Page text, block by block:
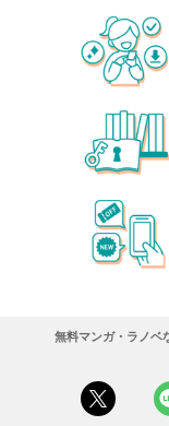
無料マンガ・ラノベ